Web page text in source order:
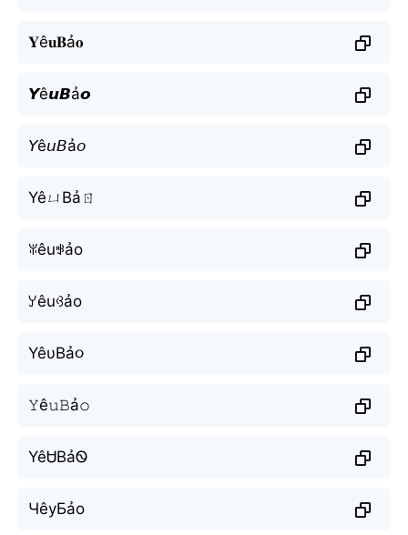
𝐘ê𝐮𝐁ả𝐨
𝙔ê𝙪𝘽ả𝙤
𝘠ê𝘶𝘉ả𝘰
YêㄩBảㄖ
ꐟêuꃃảo
ꌦêuꃳảo
YêυBả૦
𝚈ê𝚞𝙱ả𝚘
YêᏌBảᏫ
ЧêуБảо